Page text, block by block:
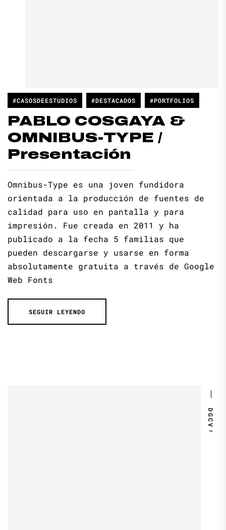
#CASOSDEESTUDIOS #DESTACADOS #PORTFOLIOS
PABLO COSGAYA &
OMNIBUS-TYPE /
Presentación
Omnibus-Type es una joven fundidora
orientada a la producción de fuentes de
calidad para uso en pantalla y para
impresión. Fue creada en 2011 y ha
publicado a la fecha 5 familias que
pueden descargarse y usarse en forma
absolutamente gratuita a través de Google
Web Fonts
SEGUIR LEYENDO
DGCV™